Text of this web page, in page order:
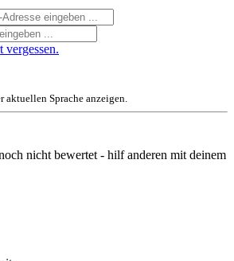
vergessen.
aktuellen Sprache anzeigen.
nicht bewertet - hilf anderen mit deinem